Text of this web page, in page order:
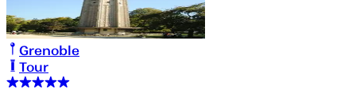
Grenoble
Tour